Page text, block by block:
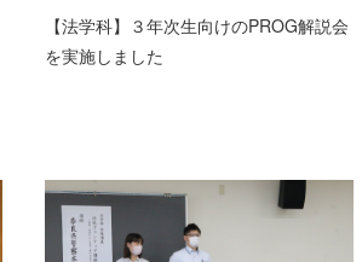
【法学科】３年次生向けのPROG解説会
を実施しました